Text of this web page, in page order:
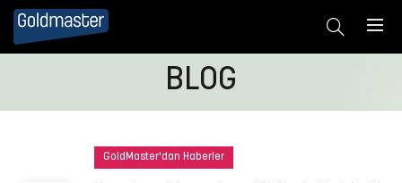
BLOG
GoldMaster'dan Haberler